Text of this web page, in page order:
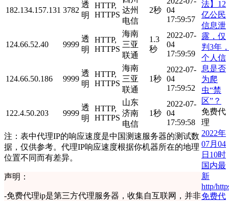
182.134.157.131 3782
透
明
HTTP,
HTTPS
达州
电信
2秒 04
17:59:57
124.66.52.40 9999
透
明
HTTP,
HTTPS
海南
三亚
联通
1.3
秒
2022-07-
04
17:59:59
124.66.50.186 9999
透
明
HTTP,
HTTPS
海南
三亚
联通
1秒
2022-07-
04
17:59:52
122.4.50.203 9999
透
明
HTTP,
HTTPS
山东
济南
电信
1秒
2022-07-
04
17:59:58
注：表中代理IP的响应速度是中国测速服务器的测试数
据，仅供参考。代理IP响应速度根据你机器所在的地理
位置不同而有差异。
声明：
-免费代理ip是第三方代理服务器，收集自互联网，并非
法】12
亿公民
信息泄
露，仅
判3年
个人信
息是否
为爬
虫“禁
区”？
免费代
理
2022年
07月04
日10时
国内最
新
http/
免费代